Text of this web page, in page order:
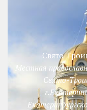
Свято-
Местная
Свято-